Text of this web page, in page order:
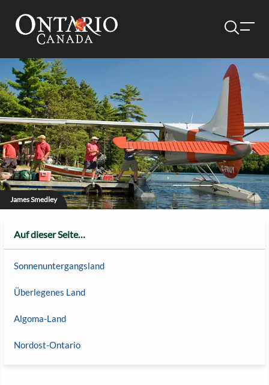
James Smedley
Auf dieser Seite…
Sonnenuntergangsland
Überlegenes Land
Algoma-Land
Nordost-Ontario